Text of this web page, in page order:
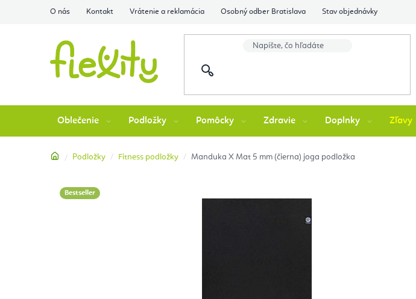
O nás Kontakt Vrátenie a reklamácia Osobný odber Bratislava Stav objednávky
Oblečenie Podložky Pomôcky Zdravie Doplnky Zľavy
DomovPodložky Fitness podložky Manduka X Mat 5 mm (čierna) joga podložka
Bestseller